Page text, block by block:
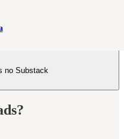
no Substack